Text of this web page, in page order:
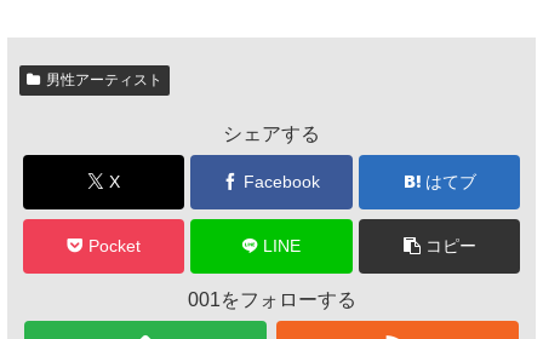
男性アーティスト
シェアする
X Facebook はてブ
Pocket LINE コピー
001をフォローする